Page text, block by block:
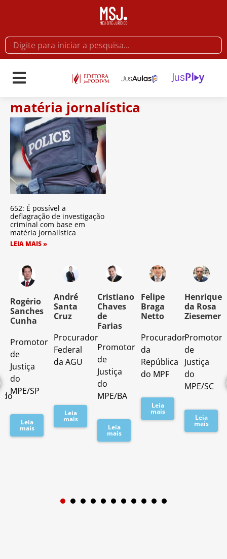
matéria jornalística
652: É possível a
deflagração de investigação
criminal com base em
matéria jornalística
LEIA MAIS »
Rogério
Sanches
Cunha
Promotor
de
Justiça
do
MPE/SP
Leia
mais
André
Santa
Cruz
Procurador
Federal
da AGU
Leia
mais
Cristiano
Chaves
de
Farias
Promotor
de
Justiça
do
MPE/BA
Leia
mais
Felipe
Braga
Netto
Procurador
da
República
do MPF
Leia
mais
Henrique
da Rosa
Ziesemer
Promotor
de
Justiça
do
MPE/SC
Leia
mais
1 2 3